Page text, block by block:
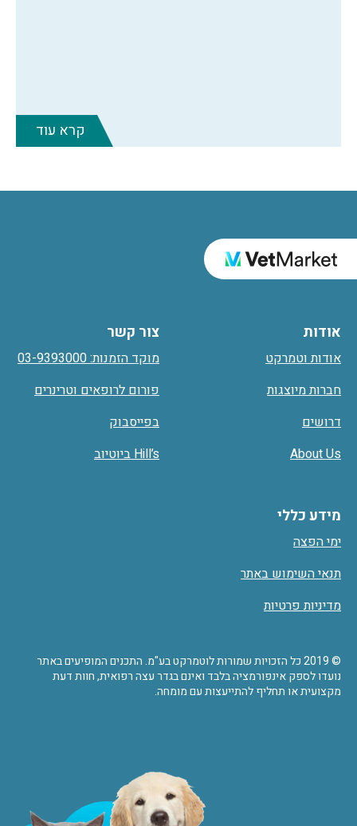
קרא עוד
אודות
אודות וטמרקט
חברות מיוצגות
דרושים
About Us
מידע כללי
ימי הפצה
תנאי השימוש באתר
מדיניות פרטיות
צור קשר
מוקד הזמנות: 03-9393000
פורום לרופאים וטרינרים
בפייסבוק
Hill’s ביוטיוב
© 2019 כל הזכויות שמורות לוטמרקט בע"מ. התכנים המופיעים באתר
נועדו לספק אינפורמציה בלבד ואינם בגדר עצה רפואית, חוות דעת
מקצועית או תחליף להתייעצות עם מומחה.